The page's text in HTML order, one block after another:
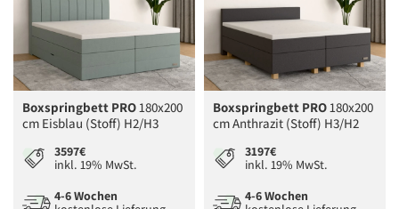
Boxspringbett PRO180x200
cm Eisblau (Stoff) H2/H3
3597€
inkl. 19% MwSt.
4-6 Wochen
Boxspringbett PRO180x200
cm Anthrazit (Stoff) H3/H2
3197€
inkl. 19% MwSt.
4-6 Wochen